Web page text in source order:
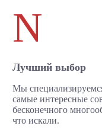
N
Лучший выбор
Мы
самые интересные
бесконечного
что искали.